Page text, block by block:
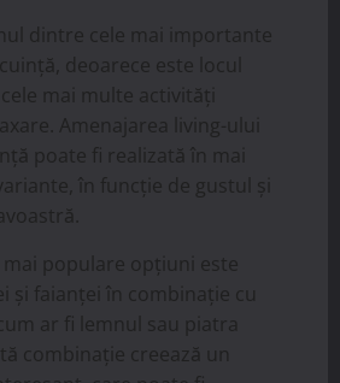
dintre cele mai importante
deoarece este locul
mai multe activități
Amenajarea living-ului
poate fi realizată în mai
în funcție de gustul și
populare opțiuni este
și faianței în combinație cu
ar fi lemnul sau piatra
combinație creează un